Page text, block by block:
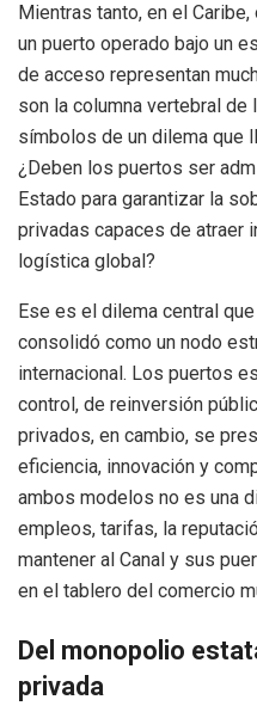
Mientras tanto, en el
un puerto operado bajo un
de acceso representan
son la columna vertebral de
símbolos de un dilema que
¿Deben los puertos ser
Estado para garantizar la
privadas capaces de atraer
logística global?
Ese es el dilema central
consolidó como un nodo
internacional. Los puertos
control, de reinversión
privados, en cambio, se
eficiencia, innovación y
ambos modelos no es una
empleos, tarifas, la
mantener al Canal y sus
en el tablero del comercio
Del monopolio
privada